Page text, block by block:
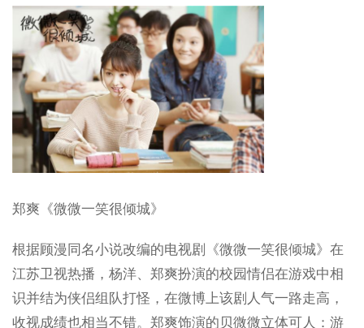
郑爽《微微一笑很倾城》
根据顾漫同名小说改编的电视剧《微微一笑很倾城》在
江苏卫视热播，杨洋、郑爽扮演的校园情侣在游戏中相
识并结为侠侣组队打怪，在微博上该剧人气一路走高，
收视成绩也相当不错。郑爽饰演的贝微微立体可人：游